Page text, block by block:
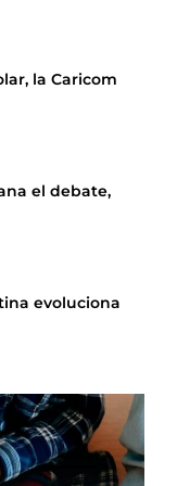
la Caricom
el debate,
evoluciona